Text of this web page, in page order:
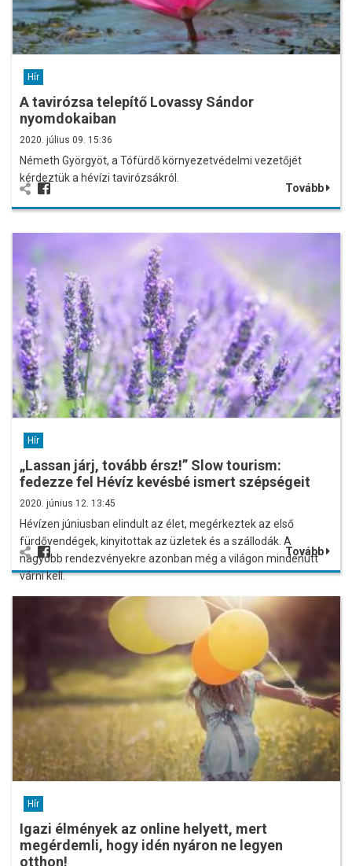
Hír
A tavirózsa telepítő Lovassy Sándor
nyomdokaiban
2020. július 09. 15:36
Németh Györgyöt, a Tófürdő környezetvédelmi vezetőjét
kérdeztük a hévízi tavirózsákról.
Tovább
Hír
„Lassan járj, tovább érsz!” Slow tourism:
fedezze fel Hévíz kevésbé ismert szépségeit
2020. június 12. 13:45
Hévízen júniusban elindult az élet, megérkeztek az első
fürdővendégek, kinyitottak az üzletek és a szállodák. A
nagyobb rendezvényekre azonban még a világon mindenütt
várni kell.
Tovább
Hír
Igazi élmények az online helyett, mert
megérdemli, hogy idén nyáron ne legyen
otthon!